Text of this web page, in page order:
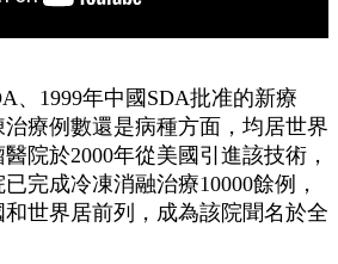
、1999年中國SDA批准的新療
療例數還是病種方面，均居世界
院於2000年從美國引進該技術，
完成冷凍消融治療10000餘例，
世界居前列，成為該院聞名於全